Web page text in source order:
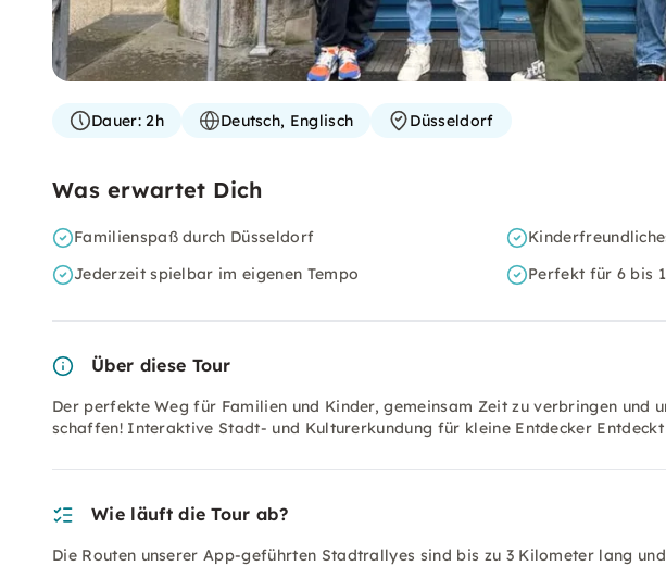
Dauer:2h Deutsch, Englisch Düsseldorf
Was erwartet Dich
Familienspaß durch Düsseldorf
Jederzeit spielbar im eigenen Tempo
Perfekt für 6 bis
Über diese Tour
Der perfekte Weg für Familien und Kinder, gemeinsam Zeit zu verbringen und
schaffen! Interaktive Stadt- und Kulturerkundung für kleine Entdecker Entdeckt
Wie läuft die Tour ab?
Die Routen unserer App-geführten Stadtrallyes sind bis zu 3 Kilometer lang